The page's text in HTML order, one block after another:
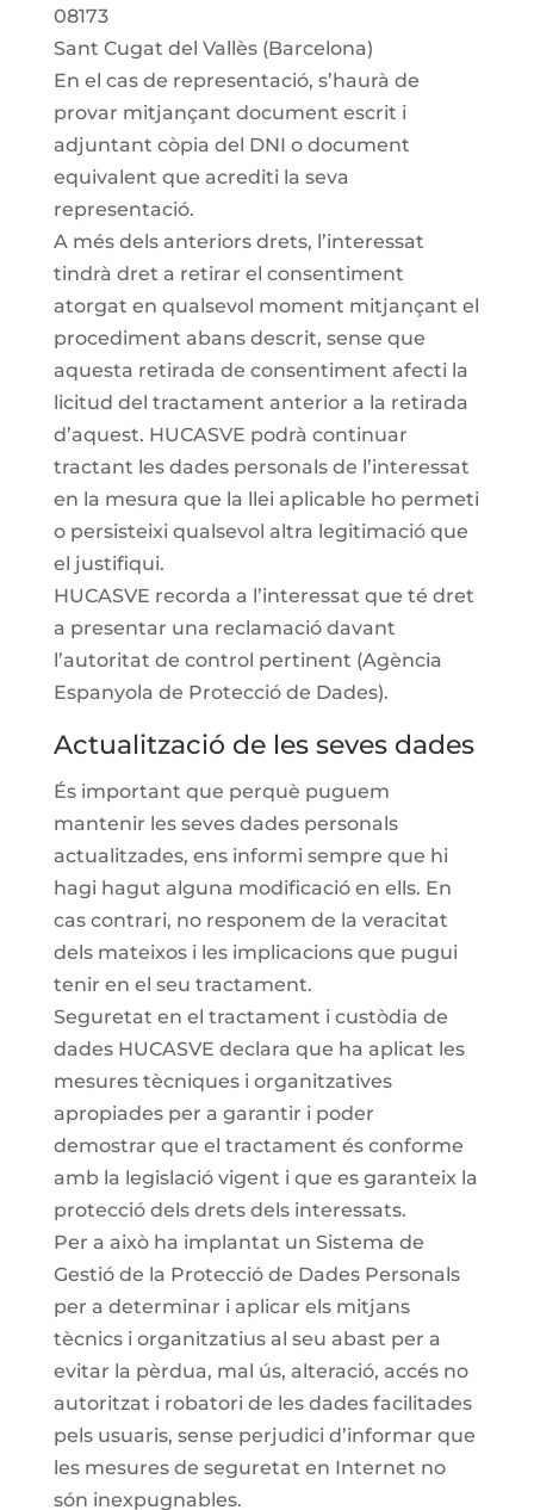
08173
Sant Cugat del Vallès (Barcelona)
En el cas de representació, s’haurà de
provar mitjançant document escrit i
adjuntant còpia del DNI o document
equivalent que acrediti la seva
representació.
A més dels anteriors drets, l’interessat
tindrà dret a retirar el consentiment
atorgat en qualsevol moment mitjançant el
procediment abans descrit, sense que
aquesta retirada de consentiment afecti la
licitud del tractament anterior a la retirada
d’aquest. HUCASVE podrà continuar
tractant les dades personals de l’interessat
en la mesura que la llei aplicable ho permeti
o persisteixi qualsevol altra legitimació que
el justifiqui.
HUCASVE recorda a l’interessat que té dret
a presentar una reclamació davant
l’autoritat de control pertinent (Agència
Espanyola de Protecció de Dades).
Actualització de les seves dades
És important que perquè puguem
mantenir les seves dades personals
actualitzades, ens informi sempre que hi
hagi hagut alguna modificació en ells. En
cas contrari, no responem de la veracitat
dels mateixos i les implicacions que pugui
tenir en el seu tractament.
Seguretat en el tractament i custòdia de
dades HUCASVE declara que ha aplicat les
mesures tècniques i organitzatives
apropiades per a garantir i poder
demostrar que el tractament és conforme
amb la legislació vigent i que es garanteix la
protecció dels drets dels interessats.
Per a això ha implantat un Sistema de
Gestió de la Protecció de Dades Personals
per a determinar i aplicar els mitjans
tècnics i organitzatius al seu abast per a
evitar la pèrdua, mal ús, alteració, accés no
autoritzat i robatori de les dades facilitades
pels usuaris, sense perjudici d’informar que
les mesures de seguretat en Internet no
són inexpugnables.